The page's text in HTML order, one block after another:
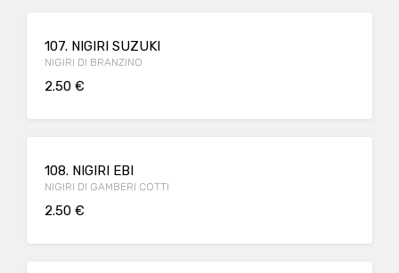
107. NIGIRI SUZUKI
NIGIRI DI BRANZINO
2.50 €
108. NIGIRI EBI
NIGIRI DI GAMBERI COTTI
2.50 €